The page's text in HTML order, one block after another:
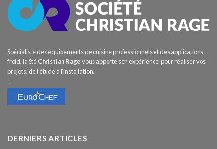
Spécialiste des équipements de cuisine professionnels et des applications
froid, la StéChristian Ragevous apporte son expérience pour réaliser vos
projets, de l’étude à l’installation.
–
DERNIERS ARTICLES